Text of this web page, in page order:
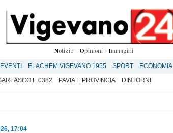
Notizie - Opinioni - Immagini
ELACHEM VIGEVANO 1955 SPORT ECONOMIA
E 0382 PAVIA E PROVINCIA DINTORNI
17:04